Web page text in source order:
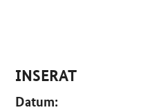
INSERAT
Datum: